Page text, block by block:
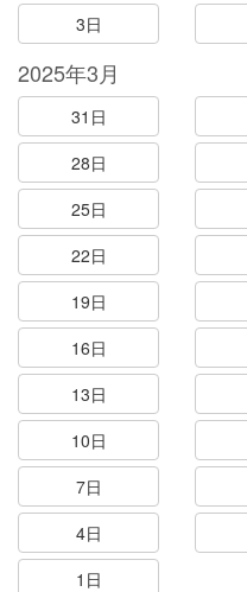
3日
2025年3月
31日
28日
25日
22日
19日
16日
13日
10日
7日
4日
1日